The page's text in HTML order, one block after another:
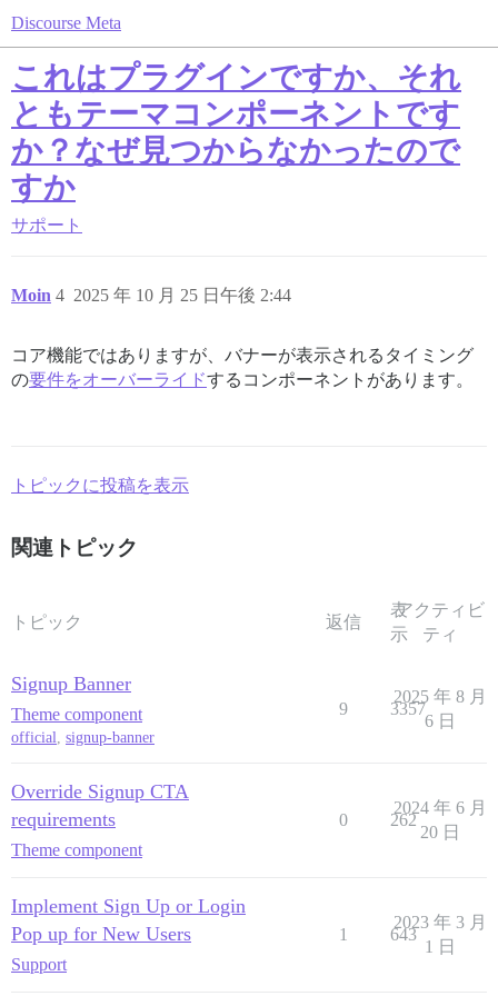
Discourse Meta
これはプラグインですか、それ
ともテーマコンポーネントです
か？なぜ見つからなかったので
すか
サポート
Moin 2025 年 10 月 25 日午後 2:44
4
コア機能ではありますが、バナーが表示されるタイミング
の要件をオーバーライドするコンポーネントがあります。
トピックに投稿を表示
関連トピック
トピック 返信
表
示
アクティビ
ティ
Signup Banner
Theme component
official, signup-banner
9 3357
2025 年 8 月
6 日
Override Signup CTA
requirements
Theme component
0 262
2024 年 6 月
20 日
Implement Sign Up or Login
Pop up for New Users
Support
1 643
2023 年 3 月
1 日